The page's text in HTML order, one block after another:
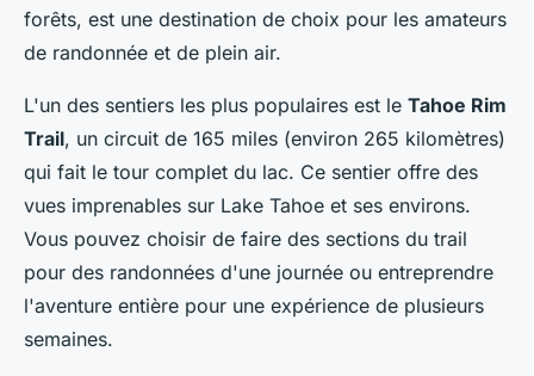
forêts, est une destination de choix pour les amateurs
de randonnée et de plein air.
L'un des sentiers les plus populaires est le Tahoe Rim
Trail, un circuit de 165 miles (environ 265 kilomètres)
qui fait le tour complet du lac. Ce sentier offre des
vues imprenables sur Lake Tahoe et ses environs.
Vous pouvez choisir de faire des sections du trail
pour des randonnées d'une journée ou entreprendre
l'aventure entière pour une expérience de plusieurs
semaines.